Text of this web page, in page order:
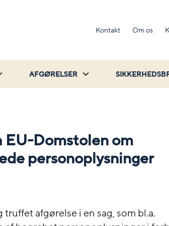
Kontakt Om os
AFGØRELSER
EU-Domstolen om
personoplysninger
afgørelse i en sag, som bl.a.